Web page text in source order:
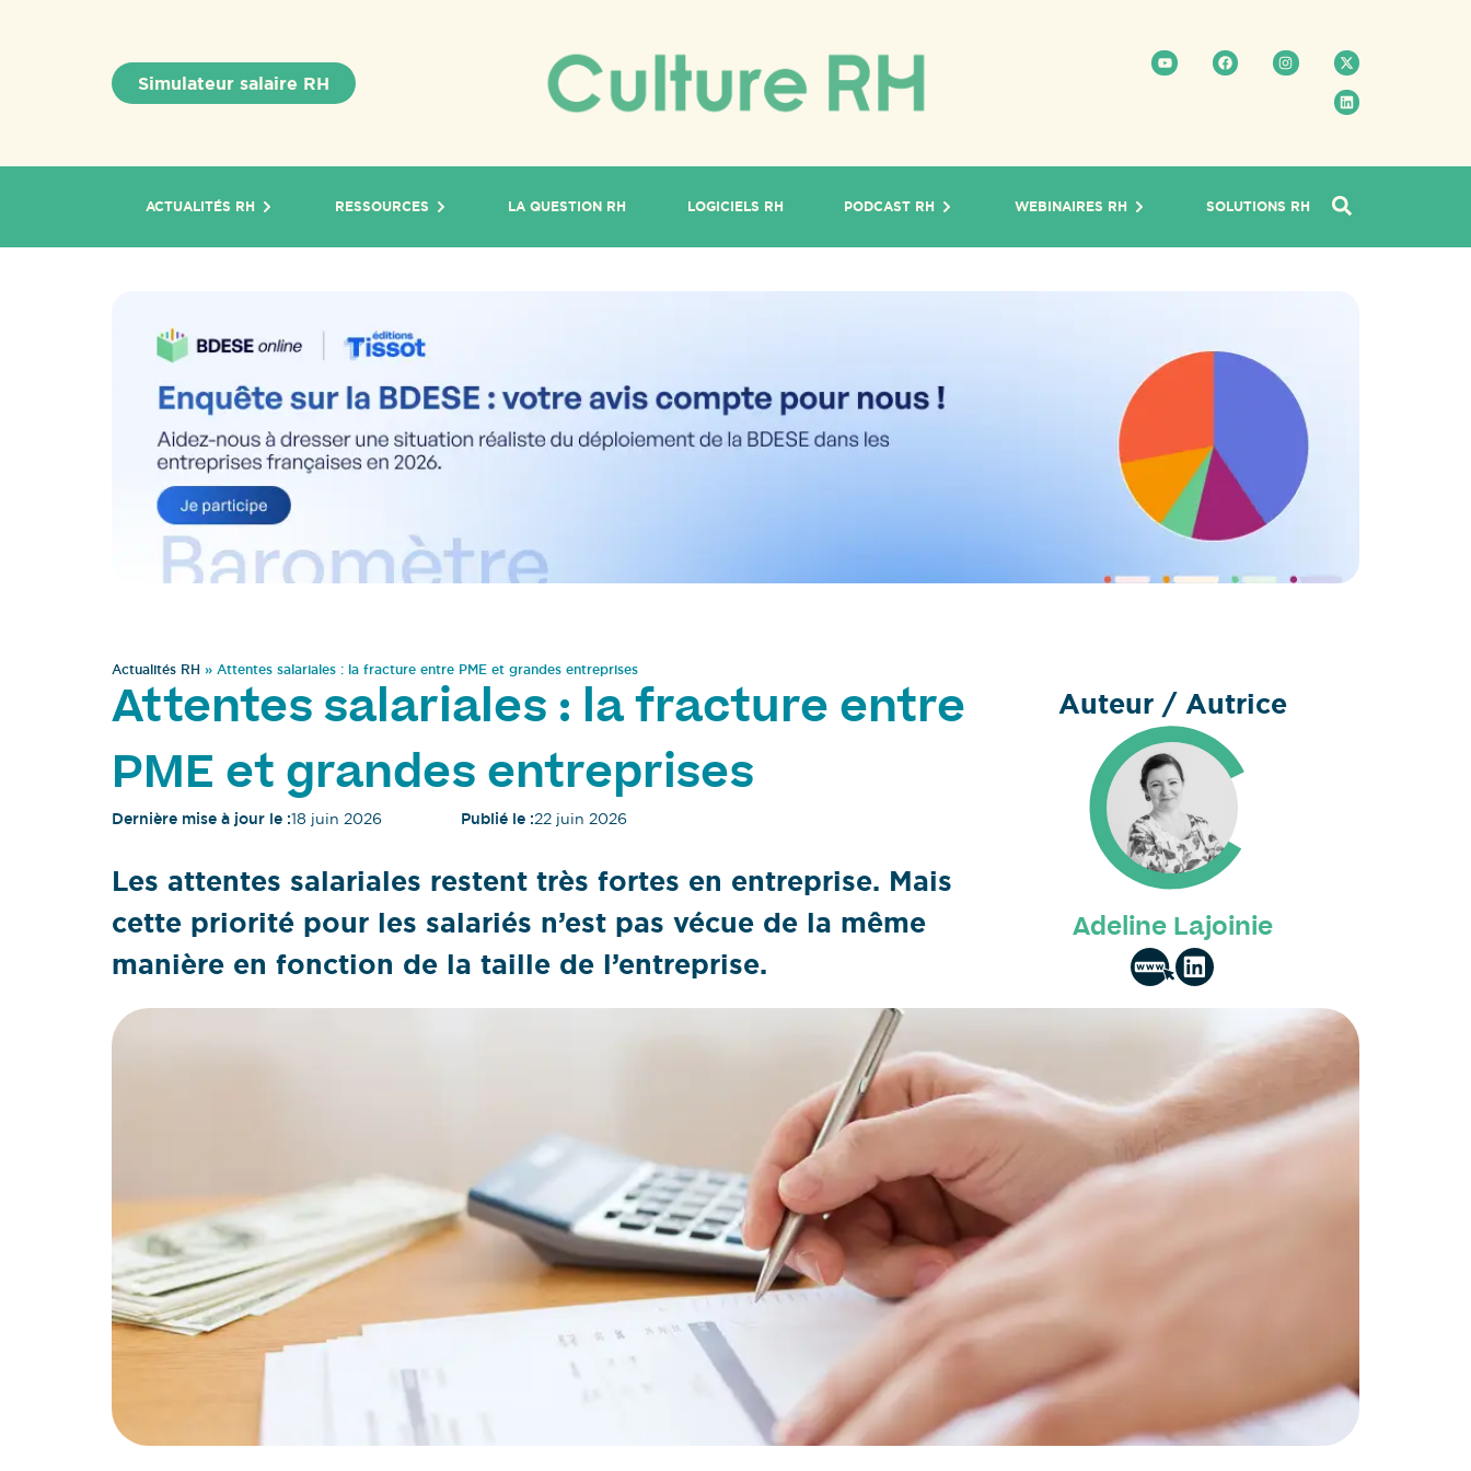
Simulateur salaire RH
ACTUALITÉS RH RESSOURCES LA QUESTION RH LOGICIELS RH PODCAST RH WEBINAIRES RH SOLUTIONS RH
Actualités RH » Attentes salariales : la fracture entre PME et grandes entreprises
Attentes salariales : la fracture entre
PME et grandes entreprises
Dernière mise à jour le :18 juin 2026 Publié le :22 juin 2026
Les attentes salariales restent très fortes en entreprise. Mais
cette priorité pour les salariés n’est pas vécue de la même
manière en fonction de la taille de l’entreprise.
Auteur / Autrice
Adeline Lajoinie